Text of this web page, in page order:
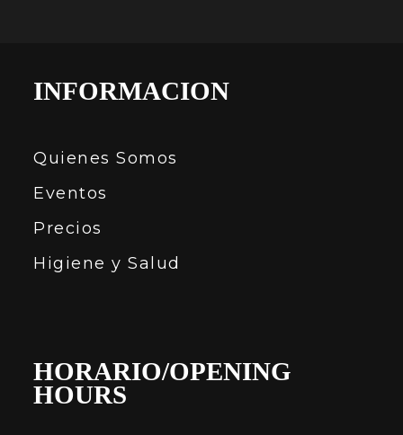
INFORMACION
Quienes Somos
Eventos
Precios
Higiene y Salud
HORARIO/OPENING
HOURS